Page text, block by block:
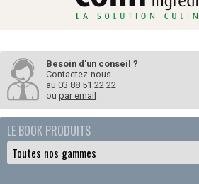
Besoin d'un conseil ?
Contactez-nous
au03 88 51 22 22
oupar email
LE BOOK PRODUITS